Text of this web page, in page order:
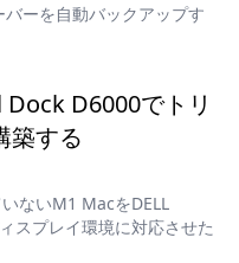
ーを自動バックアップす
D6000でトリ
築する
ないM1 MacをDELL
スプレイ環境に対応させた